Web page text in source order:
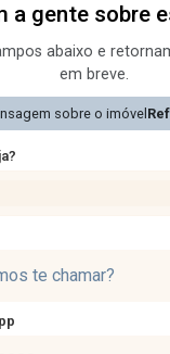
a gente sobre
abaixo e
em breve.
sobre o imóvel